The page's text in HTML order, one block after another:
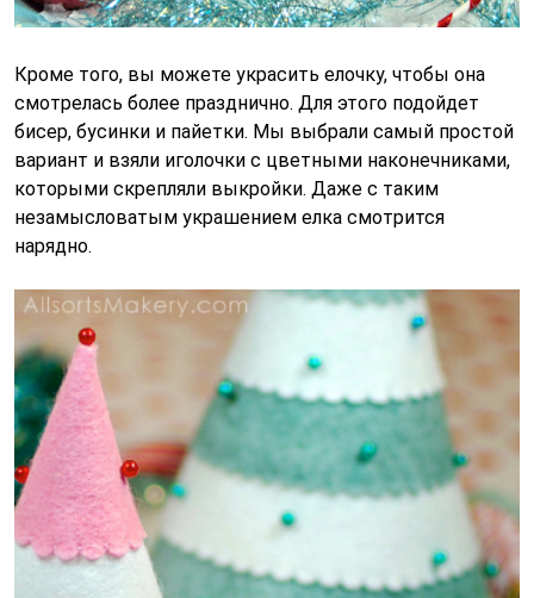
Кроме того, вы можете украсить елочку, чтобы она
смотрелась более празднично. Для этого подойдет
бисер, бусинки и пайетки. Мы выбрали самый простой
вариант и взяли иголочки с цветными наконечниками,
которыми скрепляли выкройки. Даже с таким
незамысловатым украшением елка смотрится
нарядно.